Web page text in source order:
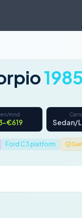
mnd
Ford C3 platform